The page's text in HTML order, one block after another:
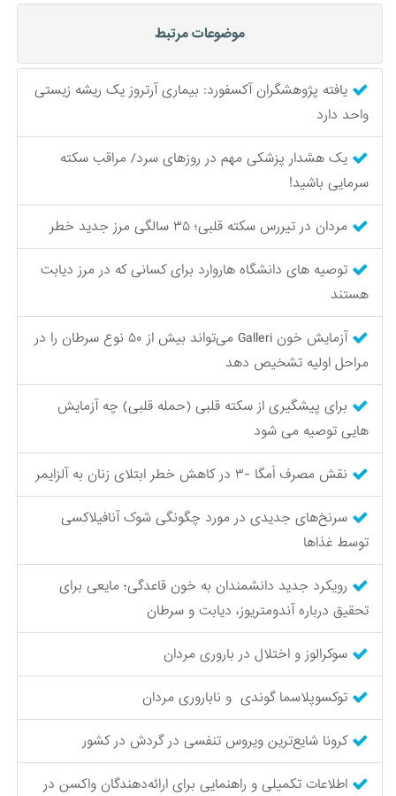
موضوعات مرتبط
یافته پژوهشگران آکسفورد: بیماری آرتروز یک ریشه زیستی
واحد دارد
یک هشدار پزشکی مهم در روزهای سرد/ مراقب سکته‌
سرمایی باشید!
مردان در تیررس سکته قلبی؛ ۳۵ سالگی مرز جدید خطر
توصیه های دانشگاه هاروارد برای کسانی که در مرز دیابت
هستند
آزمایش خون Galleri می‌تواند بیش از ۵۰ نوع سرطان را در
مراحل اولیه تشخیص دهد
برای پیشگیری از سکته قلبی (حمله قلبی) چه آزمایش
هایی توصیه می شود
نقش مصرف اُمگا -۳ در کاهش خطر ابتلای زنان به آلزایمر
سرنخ‌های جدیدی در مورد چگونگی شوک آنافیلاکسی
توسط غذاها
رویکرد جدید دانشمندان به خون قاعدگی؛ مایعی برای
تحقیق درباره آندومتریوز، دیابت و سرطان
سوکرالوز و اختلال در باروری مردان
توکسوپلاسما گوندی و ناباروری مردان
کرونا شایع‌ترین ویروس تنفسی در گردش در کشور
اطلاعات تکمیلی و راهنمایی برای ارائه‌دهندگان واکسن در